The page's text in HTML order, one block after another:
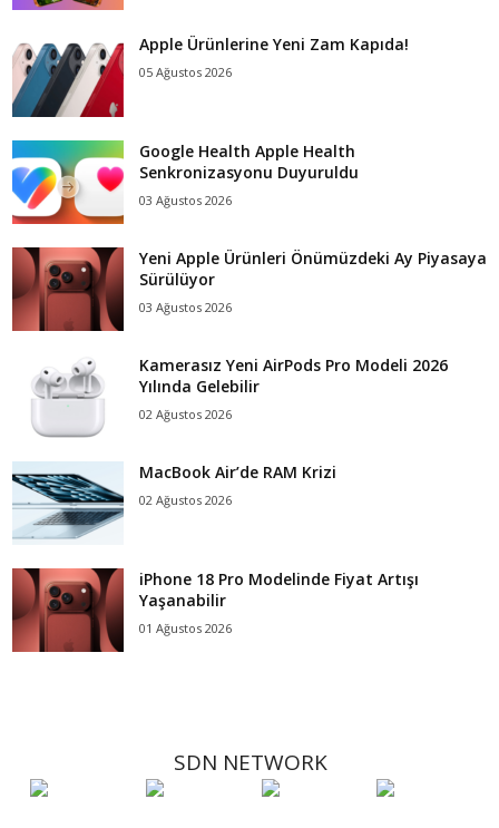
Apple Ürünlerine Yeni Zam Kapıda!
05 Ağustos 2026
Google Health Apple Health
Senkronizasyonu Duyuruldu
03 Ağustos 2026
Yeni Apple Ürünleri Önümüzdeki Ay Piyasaya
Sürülüyor
03 Ağustos 2026
Kamerasız Yeni AirPods Pro Modeli 2026
Yılında Gelebilir
02 Ağustos 2026
MacBook Air’de RAM Krizi
02 Ağustos 2026
iPhone 18 Pro Modelinde Fiyat Artışı
Yaşanabilir
01 Ağustos 2026
SDN NETWORK